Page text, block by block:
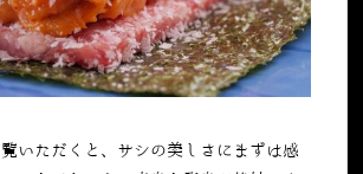
いただくと、サシの美しさにまずは感